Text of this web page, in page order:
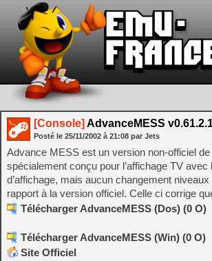
[Console] AdvanceMESS
Posté le 25/11/2002 à 21:08 par Jets
Advance MESS est un version non-officiel
spécialement conçu pour l’affichage TV avec
d’affichage, mais aucun changement
rapport à la version officiel. Celle ci corrige
Télécharger AdvanceMESS (Dos) (0 O)
Télécharger AdvanceMESS (Win) (0 O)
Site Officiel